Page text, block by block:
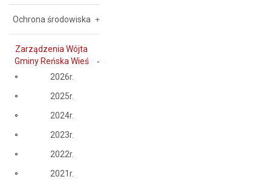
Ochrona środowiska
Zarządzenia Wójta
Gminy Reńska Wieś
2026r.
2025r.
2024r.
2023r.
2022r.
2021r.